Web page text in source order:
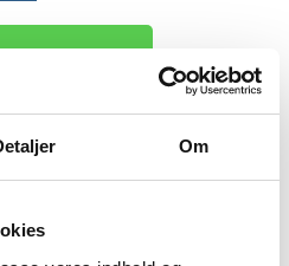
Om
fragt over
kr
100 dages
returret